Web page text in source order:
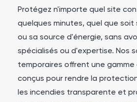
Protégez n'importe quel site
quelques minutes, quel que soit
ou sa source d'énergie, sans
spécialisés ou d'expertise. Nos
temporaires offrent une
conçus pour rendre la
les incendies transparente et